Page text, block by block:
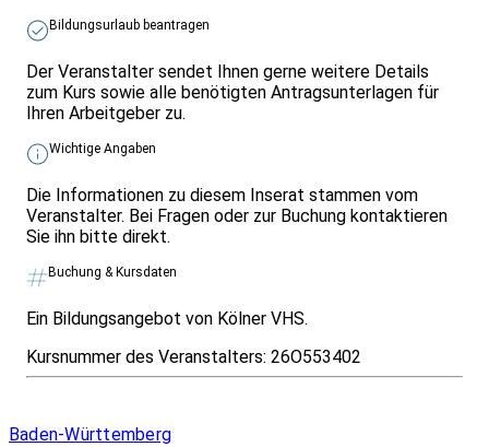
Bildungsurlaub beantragen
Der Veranstalter sendet Ihnen gerne weitere Details
zum Kurs sowie alle benötigten Antragsunterlagen für
Ihren Arbeitgeber zu.
Wichtige Angaben
Die Informationen zu diesem Inserat stammen vom
Veranstalter. Bei Fragen oder zur Buchung kontaktieren
Sie ihn bitte direkt.
Buchung & Kursdaten
Ein Bildungsangebot von Kölner VHS.
Kursnummer des Veranstalters: 26O553402
Baden-Württemberg